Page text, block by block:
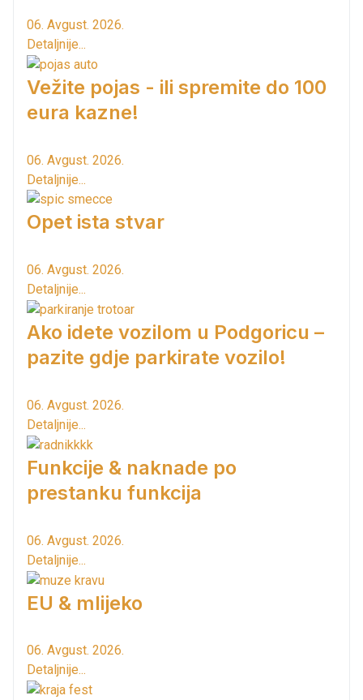
06. Avgust. 2026.
Detaljnije...
Vežite pojas - ili spremite do 100
eura kazne!
06. Avgust. 2026.
Detaljnije...
Opet ista stvar
06. Avgust. 2026.
Detaljnije...
Ako idete vozilom u Podgoricu –
pazite gdje parkirate vozilo!
06. Avgust. 2026.
Detaljnije...
Funkcije & naknade po
prestanku funkcija
06. Avgust. 2026.
Detaljnije...
EU & mlijeko
06. Avgust. 2026.
Detaljnije...